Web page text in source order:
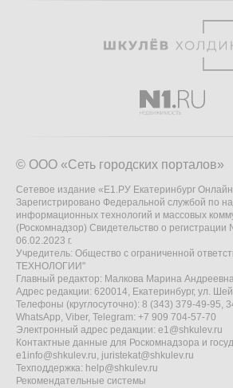
© ООО «Сеть городских порталов»
Сетевое издание «Е1.РУ Екатеринбург
Зарегистрировано Федеральной службой по
информационных технологий и массовых
(Роскомнадзор) Свидетельство о
06.02.2023 г.
Учредитель: Общество с ограниченной
ТЕХНОЛОГИИ"
Главный редактор: Малкова Марина
Адрес редакции: 620014, Екатеринбург, ул.
Телефоны (круглосуточно): 8 (343) 379-49-95,
WhatsApp, Viber, Telegram: +7 909 704-57-70
Электронный адрес редакции: e1@shkulev.ru
Контактные данные для Роскомнадзора и
e1info@shkulev.ru, juristekat@shkulev.ru
Техподдержка: help@shkulev.ru
Рекомендательные системы